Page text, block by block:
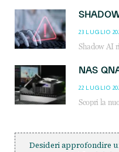
23 LUGLIO
22 LUGLIO
Desideri approfondire